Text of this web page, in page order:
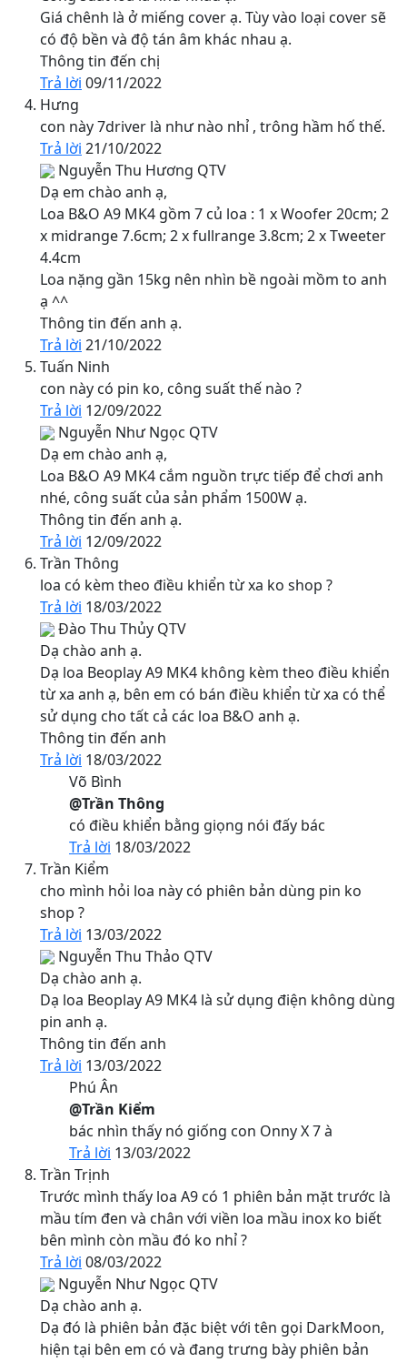
Giá chênh là ở miếng cover ạ. Tùy vào loại cover sẽ
có độ bền và độ tán âm khác nhau ạ.
Thông tin đến chị
Trả lời 09/11/2022
Hưng
con này 7driver là như nào nhỉ , trông hầm hố thế.
Trả lời 21/10/2022
Nguyễn Thu Hương QTV
Dạ em chào anh ạ,
Loa B&O A9 MK4 gồm 7 củ loa : 1 x Woofer 20cm; 2
x midrange 7.6cm; 2 x fullrange 3.8cm; 2 x Tweeter
4.4cm
Loa nặng gần 15kg nên nhìn bề ngoài mồm to anh
ạ ^^
Thông tin đến anh ạ.
Trả lời 21/10/2022
Tuấn Ninh
con này có pin ko, công suất thế nào ?
Trả lời 12/09/2022
Nguyễn Như Ngọc QTV
Dạ em chào anh ạ,
Loa B&O A9 MK4 cắm nguồn trực tiếp để chơi anh
nhé, công suất của sản phẩm 1500W ạ.
Thông tin đến anh ạ.
Trả lời 12/09/2022
Trần Thông
loa có kèm theo điều khiển từ xa ko shop ?
Trả lời 18/03/2022
Đào Thu Thủy QTV
Dạ chào anh ạ.
Dạ loa Beoplay A9 MK4 không kèm theo điều khiển
từ xa anh ạ, bên em có bán điều khiển từ xa có thể
sử dụng cho tất cả các loa B&O anh ạ.
Thông tin đến anh
Trả lời 18/03/2022
Võ Bình
@Trần Thông
có điều khiển bằng giọng nói đấy bác
Trả lời 18/03/2022
Trần Kiểm
cho mình hỏi loa này có phiên bản dùng pin ko
shop ?
Trả lời 13/03/2022
Nguyễn Thu Thảo QTV
Dạ chào anh ạ.
Dạ loa Beoplay A9 MK4 là sử dụng điện không dùng
pin anh ạ.
Thông tin đến anh
Trả lời 13/03/2022
Phú Ân
@Trần Kiểm
bác nhìn thấy nó giống con Onny X 7 à
Trả lời 13/03/2022
Trần Trịnh
Trước mình thấy loa A9 có 1 phiên bản mặt trước là
mầu tím đen và chân với viền loa mầu inox ko biết
bên mình còn mầu đó ko nhỉ ?
Trả lời 08/03/2022
Nguyễn Như Ngọc QTV
Dạ chào anh ạ.
Dạ đó là phiên bản đặc biệt với tên gọi DarkMoon,
hiện tại bên em có và đang trưng bày phiên bản